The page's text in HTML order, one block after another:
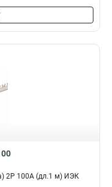
2Р 100А (дл.1 м) ИЭК